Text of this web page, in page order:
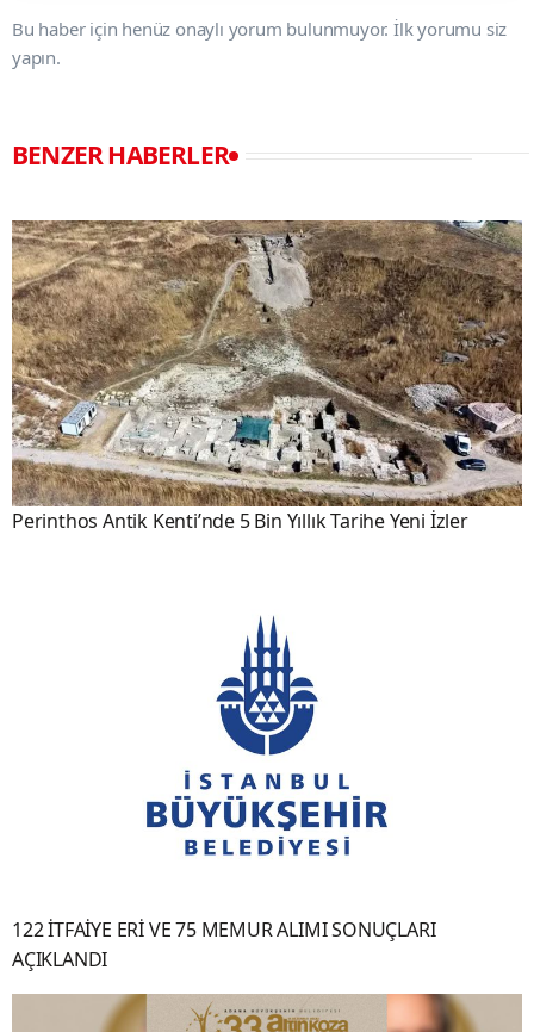
Bu haber için henüz onaylı yorum bulunmuyor. İlk yorumu siz
yapın.
BENZER HABERLER
Perinthos Antik Kenti’nde 5 Bin Yıllık Tarihe Yeni İzler
122 İTFAİYE ERİ VE 75 MEMUR ALIMI SONUÇLARI
AÇIKLANDI